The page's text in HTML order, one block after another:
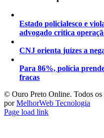
Estado policialesco e
advogado critica
CNJ orienta juízes a
Para 86%, polícia
fracas
©️ Ouro Preto Online. Todos
porMelhorWeb Tecnologia
Page load link